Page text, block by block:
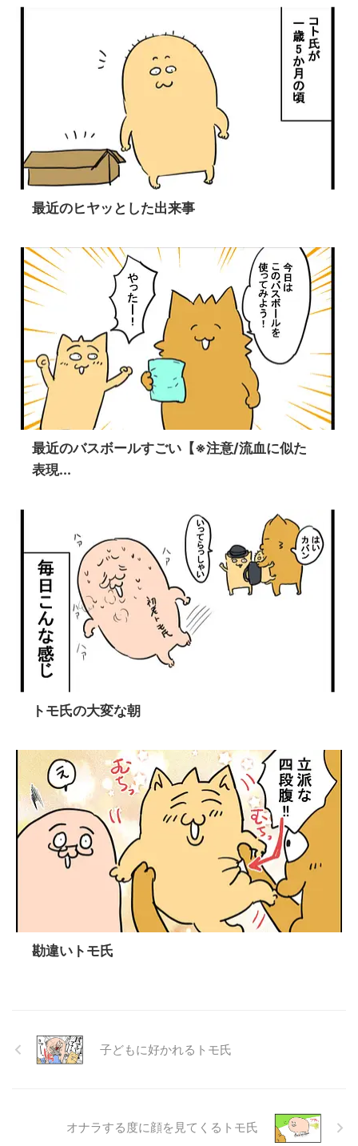
最近のヒヤッとした出来事
最近のバスボールすごい【※注意/流血に似た
表現...
トモ氏の大変な朝
勘違いトモ氏
子どもに好かれるトモ氏
オナラする度に顔を見てくるトモ氏